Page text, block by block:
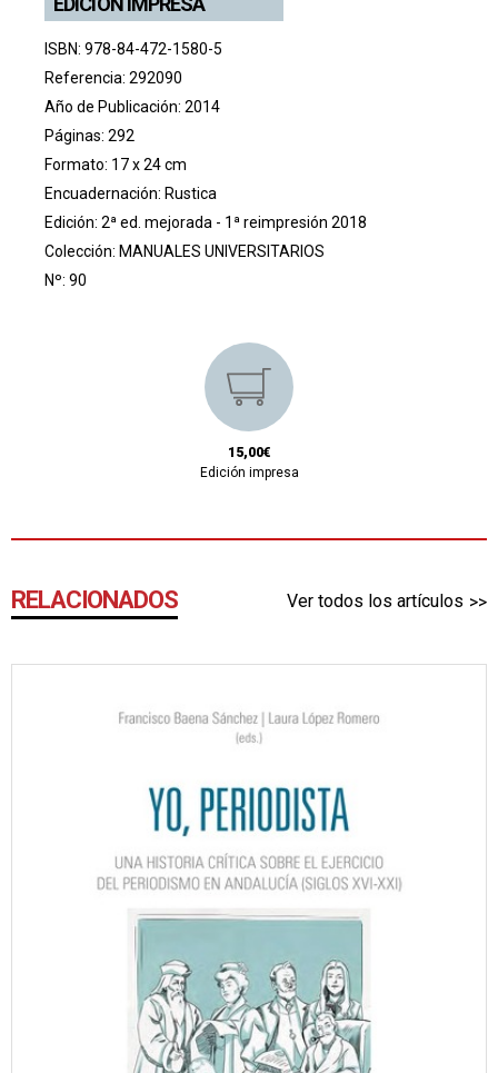
ISBN: 978-84-472-1580-5
Referencia: 292090
Año de Publicación: 2014
Páginas: 292
Formato: 17 x 24 cm
Encuadernación: Rustica
Edición: 2ª ed. mejorada - 1ª reimpresión 2018
Colección: MANUALES UNIVERSITARIOS
Nº: 90
15,00€
Edición impresa
RELACIONADOS Ver todos los artículos